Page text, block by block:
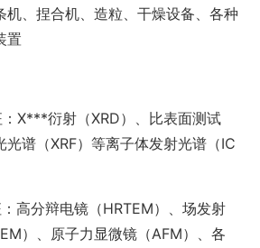
机、捏合机、造粒、干燥设备、各种
置
X***衍射（XRD）、比表面测试
光谱（XRF）等离子体发射光谱（IC
高分辩电镜（HRTEM）、场发射
）、原子力显微镜（AFM）、各